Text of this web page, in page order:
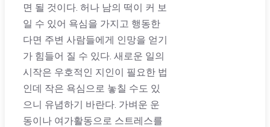
면 될 것이다. 허나 남의 떡이 커 보
일 수 있어 욕심을 가지고 행동한
다면 주변 사람들에게 인망을 얻기
가 힘들어 질 수 있다. 새로운 일의
시작은 우호적인 지인이 필요한 법
인데 작은 욕심으로 놓칠 수도 있
으니 유념하기 바란다. 가벼운 운
동이나 여가활동으로 스트레스를